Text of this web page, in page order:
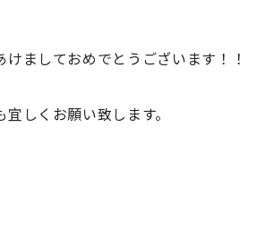
けましておめでとうございます！！
宜しくお願い致します。